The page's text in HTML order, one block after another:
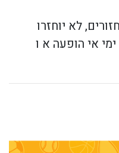
לא יוחזרו
אי הופעה א ו